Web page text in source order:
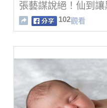
張藝謀說絕！仙到讓
102觀看